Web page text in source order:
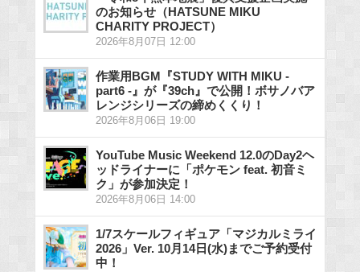
のお知らせ（HATSUNE MIKU
CHARITY PROJECT）
2026年8月07日 12:00
作業用BGM『STUDY WITH MIKU -
part6 -』が『39ch』で公開！ボサノバア
レンジシリーズの締めくくり！
2026年8月06日 19:00
YouTube Music Weekend 12.0のDay2ヘ
ッドライナーに「ポケモン feat. 初音ミ
ク」が参加決定！
2026年8月06日 14:00
1/7スケールフィギュア「マジカルミライ
2026」Ver. 10月14日(水)までご予約受付
中！